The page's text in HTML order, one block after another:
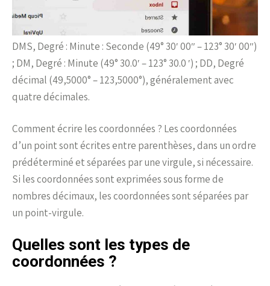
DMS, Degré : Minute : Seconde (49° 30′ 00″ – 123° 30′ 00″)
; DM, Degré : Minute (49° 30.0′ – 123° 30.0 ′) ; DD, Degré
décimal (49,5000° – 123,5000°), généralement avec
quatre décimales.
Comment écrire les coordonnées ? Les coordonnées
d’un point sont écrites entre parenthèses, dans un ordre
prédéterminé et séparées par une virgule, si nécessaire.
Si les coordonnées sont exprimées sous forme de
nombres décimaux, les coordonnées sont séparées par
un point-virgule.
Quelles sont les types de
coordonnées ?